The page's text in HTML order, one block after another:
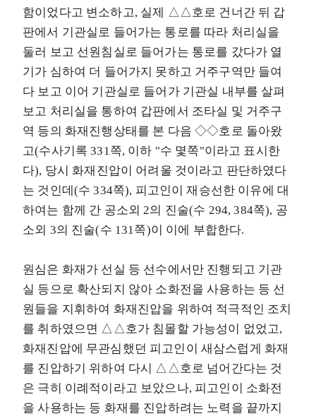
함이었다고 변소하고, 실제 △△호로 건너간 뒤 갑
판에서 기관실로 들어가는 통로를 따라 처리실을
둘러 보고 선원침실로 들어가는 통로를 갔다가 열
기가 심하여 더 들어가지 못하고 거주구역만 들여
다 보고 이어 기관실로 들어가 기관실 내부를 살펴
보고 처리실을 통하여 갑판에서 조타실 및 거주구
역 등의 화재진행상태를 본 다음 ◇◇호로 돌아왔
고(수사기록 331쪽, 이하 "수 몇쪽"이라고 표시한
다), 당시 화재진압이 어려울 것이라고 판단하였다
는 것인데(수 334쪽), 피고인이 재승선한 이유에 대
하여는 함께 간 공소외 2의 진술(수 294, 384쪽), 공
소외 3의 진술(수 131쪽)이 이에 부합한다.
원심은 화재가 선실 등 선수에서만 진행되고 기관
실 등으로 확산되지 않아 소화전을 사용하는 등 선
원들을 지휘하여 화재진압을 위하여 적극적인 조치
를 취하였으면 △△호가 침몰할 가능성이 없었고,
화재진압에 무관심했던 피고인이 새삼스럽게 화재
를 진압하기 위하여 다시 △△호로 넘어간다는 것
은 극히 이례적이라고 보았으나, 피고인이 소화전
을 사용하는 등 화재를 진압하려는 노력을 끝까지